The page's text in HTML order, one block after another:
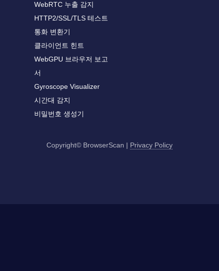
WebRTC 누출 감지
HTTP2/SSL/TLS 테스트
통화 변환기
클라이언트 힌트
WebGPU 브라우저 보고
서
Gyroscope Visualizer
시간대 감지
비밀번호 생성기
Copyright© BrowserScan | Privacy Policy